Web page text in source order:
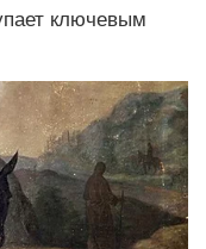
ключевым